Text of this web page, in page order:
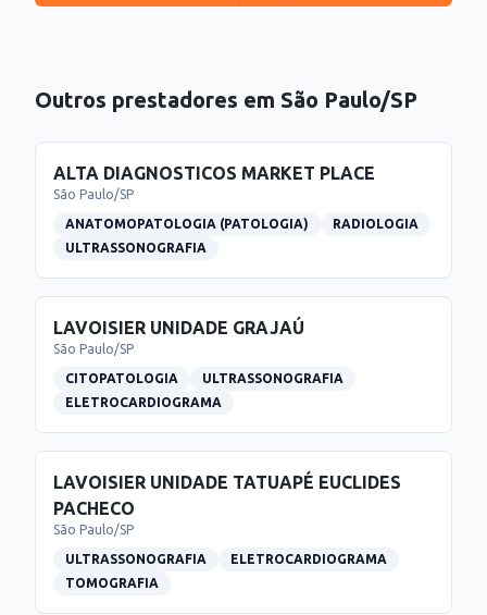
Outros prestadores em São Paulo/SP
ALTA DIAGNOSTICOS MARKET PLACE
São Paulo/SP
ANATOMOPATOLOGIA (PATOLOGIA)
RADIOLOGIA
ULTRASSONOGRAFIA
LAVOISIER UNIDADE GRAJAÚ
São Paulo/SP
CITOPATOLOGIA
ULTRASSONOGRAFIA
ELETROCARDIOGRAMA
LAVOISIER UNIDADE TATUAPÉ EUCLIDES
PACHECO
São Paulo/SP
ULTRASSONOGRAFIA
ELETROCARDIOGRAMA
TOMOGRAFIA